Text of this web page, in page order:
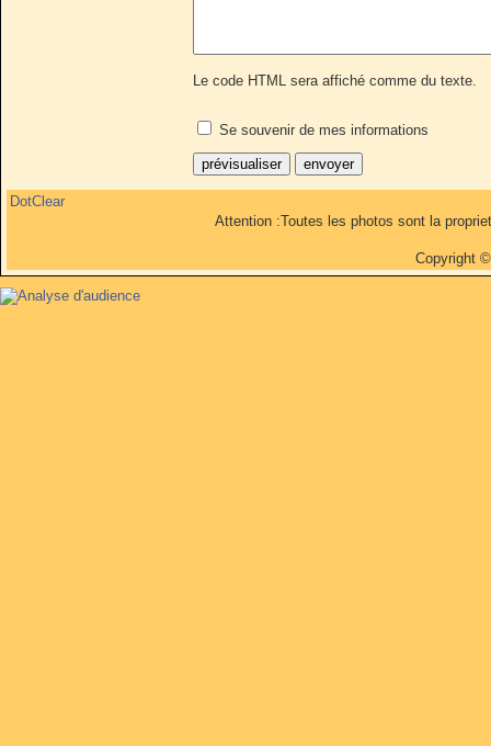
Le code HTML sera affiché comme du texte.
Se souvenir de mes informations
DotClear
Attention :Toutes les photos sont la
Copyright